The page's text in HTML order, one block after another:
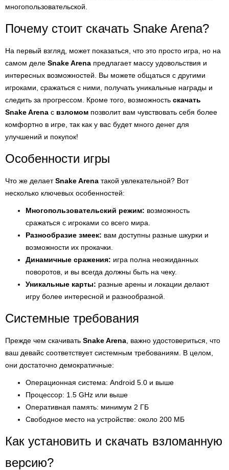
многопользовательской.
Почему стоит скачать Snake Arena?
На первый взгляд, может показаться, что это просто игра, но на
самом деле Snake Arena предлагает массу удовольствия и
интересных возможностей. Вы можете общаться с другими
игроками, сражаться с ними, получать уникальные награды и
следить за прогрессом. Кроме того, возможность скачать
Snake Arena с взломом позволит вам чувствовать себя более
комфортно в игре, так как у вас будет много денег для
улучшений и покупок!
Особенности игры
Что же делаетSnake Arena такой увлекательной? Вот
несколько ключевых особенностей:
Многопользовательский режим: возможность
сражаться с игроками со всего мира.
Разнообразие змеек: вам доступны разные шкурки и
возможности их прокачки.
Динамичные сражения: игра полна неожиданных
поворотов, и вы всегда должны быть на чеку.
Уникальные карты: разные арены и локации делают
игру более интересной и разнообразной.
Системные требования
Прежде чем скачивать Snake Arena , важно удостовериться, что
ваш девайс соответствует системным требованиям. В целом,
они достаточно демократичные:
Операционная система: Android 5.0 и выше
Процессор: 1.5 GHz или выше
Оперативная память: минимум 2 ГБ
Свободное место на устройстве: около 200 МБ
Как установить и скачать взломанную
версию?